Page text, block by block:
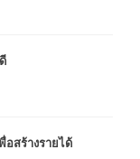
สร้างรายได้